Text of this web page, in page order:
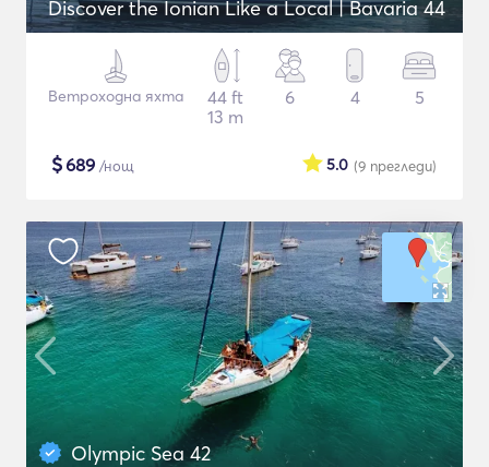
Discover the Ionian Like a Local | Bavaria 44
Ветроходна яхта
44 ft
13 m
6 4 5
$689 /нощ (9 прегледи)
5.0
Olympic Sea 42